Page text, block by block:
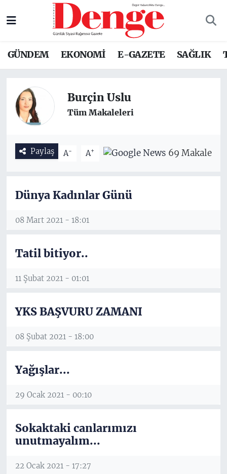
GÜNDEM EKONOMİ E-GAZETE SAĞLIK
Burçin Uslu
Tüm Makaleleri
Paylaş A- A+ 69 Makale
Dünya Kadınlar Günü
08 Mart 2021 - 18:01
Tatil bitiyor..
11 Şubat 2021 - 01:01
YKS BAŞVURU ZAMANI
08 Şubat 2021 - 18:00
Yağışlar...
29 Ocak 2021 - 00:10
Sokaktaki canlarımızı
unutmayalım...
22 Ocak 2021 - 17:27
Nöbetçi Eczaneler
Trafik Durumu
Süper Lig Puan Durumu ve Fikstür
Tüm Manşetler
Haber Arşivi